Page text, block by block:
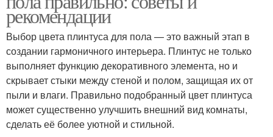
рекомендации
Выбор цвета плинтуса для пола — это важный этап в
создании гармоничного интерьера. Плинтус не только
выполняет функцию декоративного элемента, но и
скрывает стыки между стеной и полом, защищая их от
пыли и влаги. Правильно подобранный цвет плинтуса
может существенно улучшить внешний вид комнаты,
сделать её более уютной и стильной.